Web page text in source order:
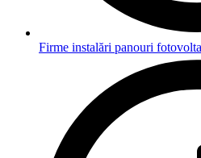
Firme instalări panouri